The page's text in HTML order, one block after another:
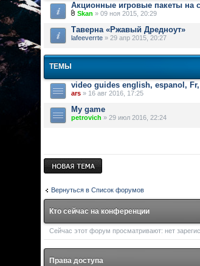
Акционные игровые пакеты на
Skan » 09 ноя 2015, 20:29
Таверна «Ржавый Дредноут»
lafeeverrte » 29 апр 2015, 20:27
ТЕМЫ
video guides english, espanol,
ars » 16 авг 2016, 17:25
My game
petrovich » 29 июл 2016, 22:24
Новая тема
Вернуться в Список форумов
Кто сейчас на конференции
Сейчас этот форум просматривают: нет
Права доступа